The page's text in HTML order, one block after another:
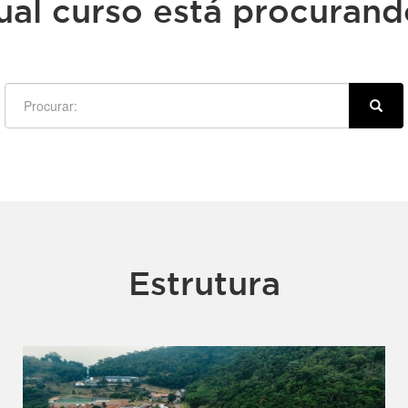
curso está
Estrutura